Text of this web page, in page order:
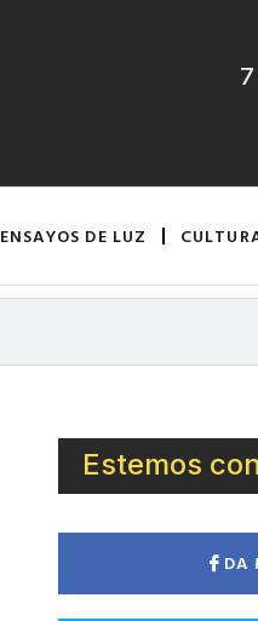
ENSAYOS DE LUZ
Estemos
DA